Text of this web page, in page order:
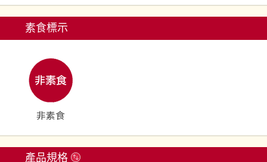
素食標示
非素食
產品規格